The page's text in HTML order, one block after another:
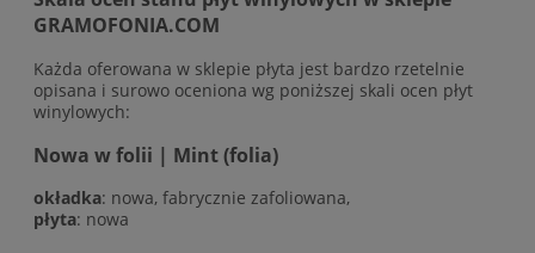
GRAMOFONIA.COM
Każda oferowana w sklepie płyta jest bardzo rzetelnie
opisana i surowo oceniona wg poniższej skali ocen płyt
winylowych:
Nowa w folii | Mint (folia)
okładka: nowa, fabrycznie zafoliowana,
płyta: nowa